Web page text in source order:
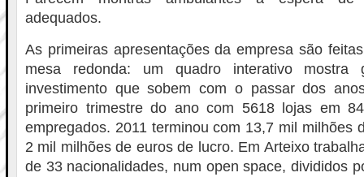
adequados.
As primeiras apresentações da empresa são
mesa redonda: um quadro interativo
investimento que sobem com o passar dos
primeiro trimestre do ano com 5618 lojas em
empregados. 2011 terminou com 13,7 mil milhões
2 mil milhões de euros de lucro. Em Arteixo
de 33 nacionalidades, num open space, divididos